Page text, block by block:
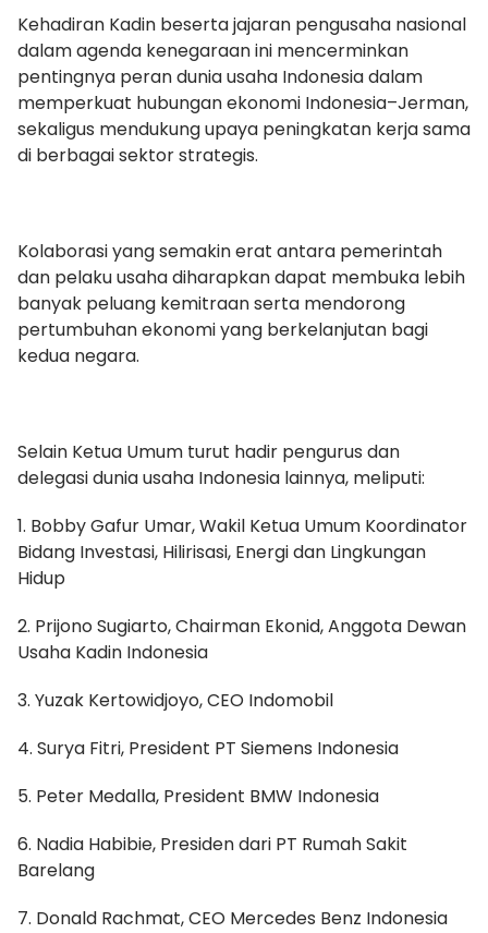
Kehadiran Kadin beserta jajaran pengusaha nasional
dalam agenda kenegaraan ini mencerminkan
pentingnya peran dunia usaha Indonesia dalam
memperkuat hubungan ekonomi Indonesia–Jerman,
sekaligus mendukung upaya peningkatan kerja sama
di berbagai sektor strategis.
Kolaborasi yang semakin erat antara pemerintah
dan pelaku usaha diharapkan dapat membuka lebih
banyak peluang kemitraan serta mendorong
pertumbuhan ekonomi yang berkelanjutan bagi
kedua negara.
Selain Ketua Umum turut hadir pengurus dan
delegasi dunia usaha Indonesia lainnya, meliputi:
1. Bobby Gafur Umar, Wakil Ketua Umum Koordinator
Bidang Investasi, Hilirisasi, Energi dan Lingkungan
Hidup
2. Prijono Sugiarto, Chairman Ekonid, Anggota Dewan
Usaha Kadin Indonesia
3. Yuzak Kertowidjoyo, CEO Indomobil
4. Surya Fitri, President PT Siemens Indonesia
5. Peter Medalla, President BMW Indonesia
6. Nadia Habibie, Presiden dari PT Rumah Sakit
Barelang
7. Donald Rachmat, CEO Mercedes Benz Indonesia